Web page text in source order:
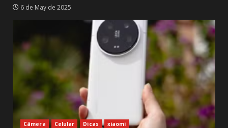
6 de May de 2025
Câmera Celular Dicas xiaomi